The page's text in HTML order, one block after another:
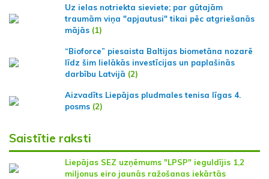
Uz ielas notriekta sieviete; par gūtajām
traumām viņa "apjautusi" tikai pēc atgriešanās
mājās (1)
“Bioforce” piesaista Baltijas biometāna nozarē
līdz šim lielākās investīcijas un paplašinās
darbību Latvijā (2)
Aizvadīts Liepājas pludmales tenisa līgas 4.
posms (2)
Saistītie raksti
Liepājas SEZ uzņēmums "LPSP" ieguldījis 1,2
miljonus eiro jaunās ražošanas iekārtās